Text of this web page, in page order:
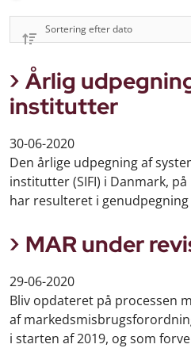
Årlig
institutter
30-06-2020
Den årlige udpegning af
institutter (SIFI) i Danmark,
har resulteret i genudpegning
MAR under
29-06-2020
Bliv opdateret på processen
af
i starten af 2019, og som